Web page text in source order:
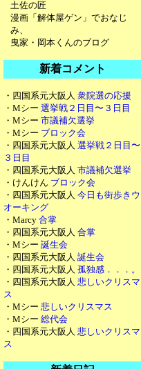
土佐の匠
漫画「解体屋ゲン」でおなじ
み、
曳家・岡本くんのブログ
新着コメント
・四国系元大阪人 衆院選の応援
・Mシー 選挙戦２日目〜３日目
・Mシー 市議補欠選挙
・Mシー ブロック会
・四国系元大阪人 選挙戦２日目〜
３日目
・四国系元大阪人 市議補欠選挙
・けんけん ブロック会
・四国系元大阪人 今日も街歩きウ
オーキング
・Marcy 合掌
・四国系元大阪人 合掌
・Mシー 誕生会
・四国系元大阪人 誕生会
・四国系元大阪人 孤独感．．．。
・四国系元大阪人 悲しいクリスマ
ス
・Mシー 悲しいクリスマス
・Mシー 総代会
・四国系元大阪人 悲しいクリスマ
ス